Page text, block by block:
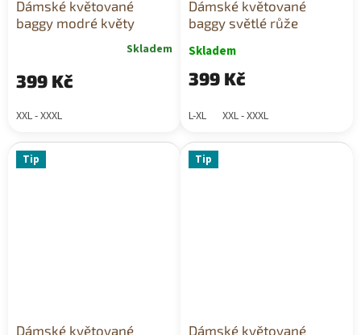
Dámské květované
baggy modré květy
Skladem
399 Kč
XXL - XXXL
Dámské květované
baggy světlé růže
Skladem
399 Kč
L-XL XXL - XXXL
Tip
Dámské květované
Tip
Dámské květované